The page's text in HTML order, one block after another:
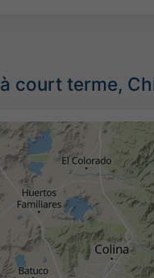
court terme,